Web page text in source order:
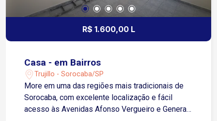
R$ 1.600,00 L
Casa - em Bairros
Trujillo - Sorocaba/SP
More em uma das regiões mais tradicionais de
Sorocaba, com excelente localização e fácil
acesso às Avenidas Afonso Vergueiro e General